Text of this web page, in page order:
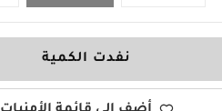
نفدت الكمية